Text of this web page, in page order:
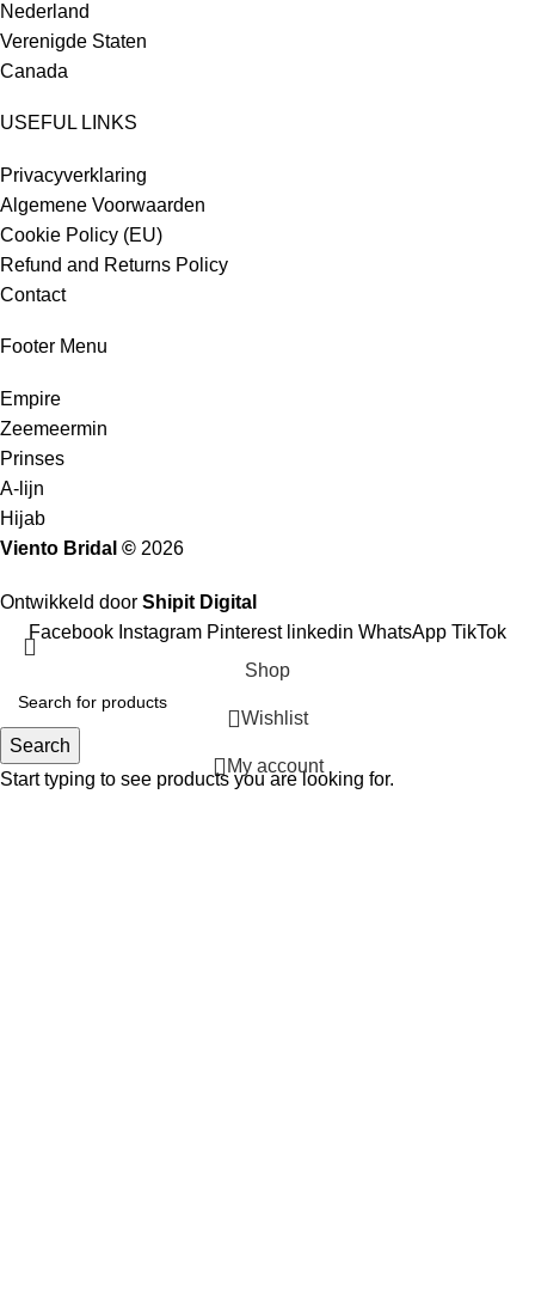
Nederland
Verenigde Staten
Canada
USEFUL LINKS
Privacyverklaring
Algemene Voorwaarden
Cookie Policy (EU)
Refund and Returns Policy
Contact
Footer Menu
Empire
Zeemeermin
Prinses
A-lijn
Hijab
Viento Bridal © 2026
Ontwikkeld door Shipit Digital
Search
Start typing to see products you are looking for.
Facebook Instagram Pinterest linkedin WhatsApp TikTok
Shop
Wishlist
My account